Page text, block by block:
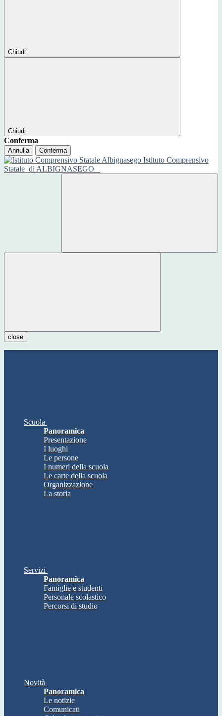
Chiudi
Chiudi
Conferma
Annulla Conferma
Istituto Comprensivo
Statale di ALBIGNASEGO
close
Scuola
Panoramica
Presentazione
I luoghi
Le persone
I numeri della scuola
Le carte della scuola
Organizzazione
La storia
Servizi
Panoramica
Famiglie e studenti
Personale scolastico
Percorsi di studio
Novità
Panoramica
Le notizie
Comunicati